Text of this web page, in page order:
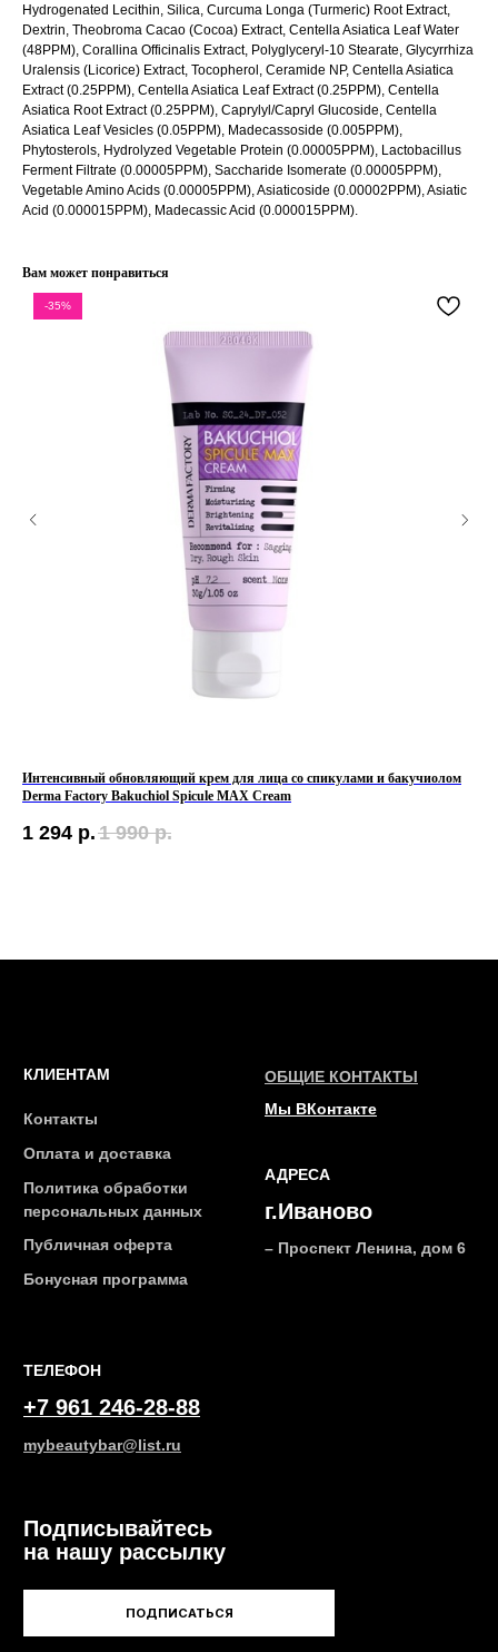
Hydrogenated Lecithin, Silica, Curcuma Longa (Turmeric) Root Extract,
Dextrin, Theobroma Cacao (Cocoa) Extract, Centella Asiatica Leaf Water
(48PPM), Corallina Officinalis Extract, Polyglyceryl-10 Stearate, Glycyrrhiza
Uralensis (Licorice) Extract, Tocopherol, Ceramide NP, Centella Asiatica
Extract (0.25PPM), Centella Asiatica Leaf Extract (0.25PPM), Centella
Asiatica Root Extract (0.25PPM), Caprylyl/Capryl Glucoside, Centella
Asiatica Leaf Vesicles (0.05PPM), Madecassoside (0.005PPM),
Phytosterols, Hydrolyzed Vegetable Protein (0.00005PPM), Lactobacillus
Ferment Filtrate (0.00005PPM), Saccharide Isomerate (0.00005PPM),
Vegetable Amino Acids (0.00005PPM), Asiaticoside (0.00002PPM), Asiatic
Acid (0.000015PPM), Madecassic Acid (0.000015PPM).
Вам может понравиться
-35%
Интенсивный обновляющий крем для лица со спикулами и бакучиолом
Derma Factory Bakuchiol Spicule MAX Cream
1 294 р. 1 990 р.
ТЕЛЕФОН
+7 961 246-28-88
АДРЕСА
– Проспект Ленина, дом 6
г.Иваново
Подписывайтесь
на нашу рассылку
2026 © Интернет-магазин косметики «MY BEAUTY BAR»
Оплата и доставка
Политика обработки
персональных данных
Публичная оферта
Бонусная программа